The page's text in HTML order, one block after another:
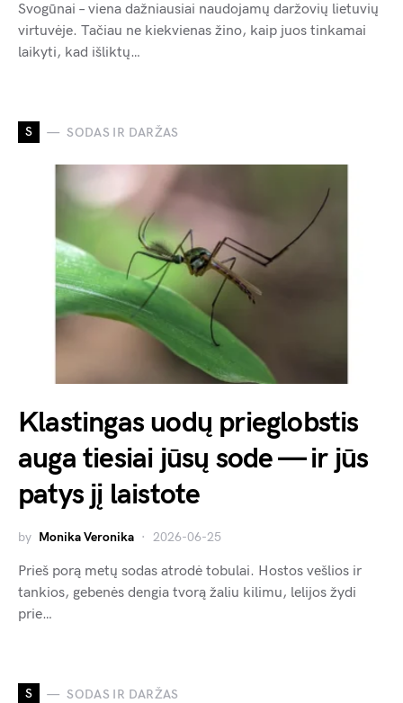
Svogūnai – viena dažniausiai naudojamų daržovių lietuvių
virtuvėje. Tačiau ne kiekvienas žino, kaip juos tinkamai
laikyti, kad išliktų…
S SODAS IR DARŽAS
Klastingas uodų prieglobstis
auga tiesiai jūsų sode — ir jūs
patys jį laistote
by Monika Veronika 2026-06-25
Prieš porą metų sodas atrodė tobulai. Hostos vešlios ir
tankios, gebenės dengia tvorą žaliu kilimu, lelijos žydi
prie…
S SODAS IR DARŽAS